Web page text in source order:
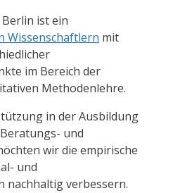
ist ein
Wissenschaftlern mit
im Bereich der
Methodenlehre.
in der Ausbildung
und
wir die empirische
und
nachhaltig verbessern.